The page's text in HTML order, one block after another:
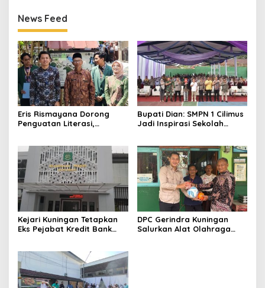
News Feed
Eris Rismayana Dorong
Penguatan Literasi,
Sagaranten
Bupati Dian: SMPN 1 Cilimus
Jadi Inspirasi Sekolah
Emas
Kejari Kuningan Tetapkan
Eks Pejabat Kredit Bank
Rp529 Juta
DPC Gerindra Kuningan
Salurkan Alat Olahraga